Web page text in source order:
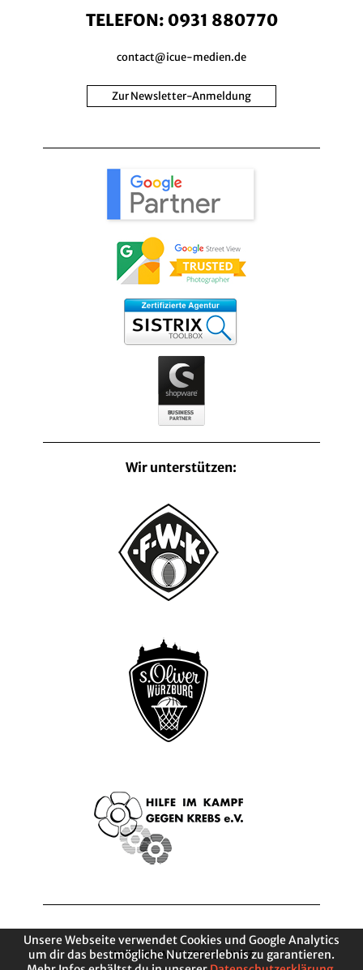
TELEFON: 0931 880770
contact@icue-medien.de
Zur Newsletter-Anmeldung
Wir unterstützen:
IMPRESSUM|DATENSCHUTZ
Unsere Webseite verwendet Cookies und Google Analytics
um dir das bestmögliche Nutzererlebnis zu garantieren.